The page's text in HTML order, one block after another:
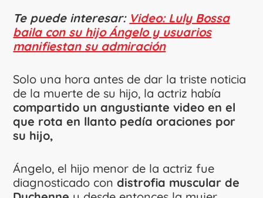
Te puede interesar: Video: Luly Bossa
baila con su hijo Ángelo y usuarios
manifiestan su admiración
Solo una hora antes de dar la triste noticia
de la muerte de su hijo, la actriz había
compartido un angustiante video en el
que rota en llanto pedía oraciones por
su hijo,
Ángelo, el hijo menor de la actriz fue
diagnosticado con distrofia muscular de